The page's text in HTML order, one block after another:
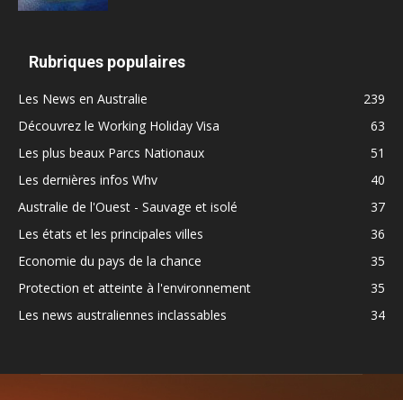
Rubriques populaires
Les News en Australie
239
Découvrez le Working Holiday Visa
63
Les plus beaux Parcs Nationaux
51
Les dernières infos Whv
40
Australie de l'Ouest - Sauvage et isolé
37
Les états et les principales villes
36
Economie du pays de la chance
35
Protection et atteinte à l'environnement
35
Les news australiennes inclassables
34